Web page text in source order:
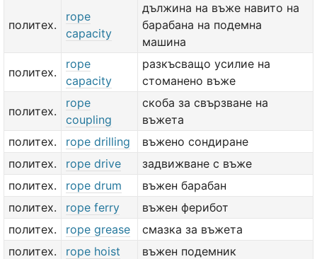
политех.
rope
capacity
дължина на въже навито на
барабана на подемна
машина
политех.
rope
capacity
разкъсващо усилие на
стоманено въже
политех.
rope
coupling
скоба за свързване на
въжета
политех.
rope drilling
въжено сондиране
политех.
rope drive
задвижване с въже
политех.
rope drum
въжен барабан
политех.
rope ferry
въжен ферибот
политех.
rope grease
смазка за въжета
политех.
rope hoist
въжен подемник